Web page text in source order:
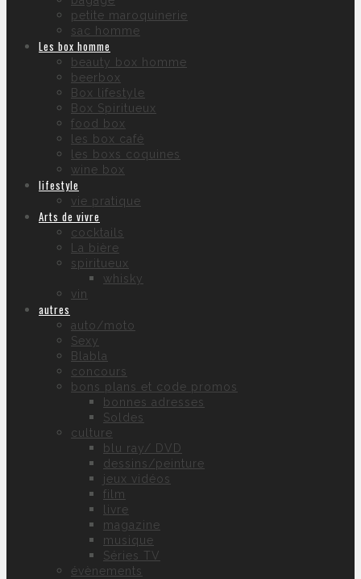
petite maroquinerie
sac homme
Les box homme
beauty box homme
beerbox
Box lifestyle
Box Spiritueux
food box
les box café
les boxs coquines
wine box
lifestyle
vie pratique
Arts de vivre
cocktails
La bière
spiritueux
whisky
vin
autres
auto/moto
Sexy
Blabla
concours
bons plans et code promos
bonnes adresses
Soldes
culture
blu ray/ DVD
dessins/peinture
jeux vidéos
film
livre
magazine
musique
Séries TV
évènements